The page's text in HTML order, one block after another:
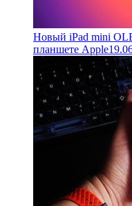
Новый iPad mini
планшете Apple